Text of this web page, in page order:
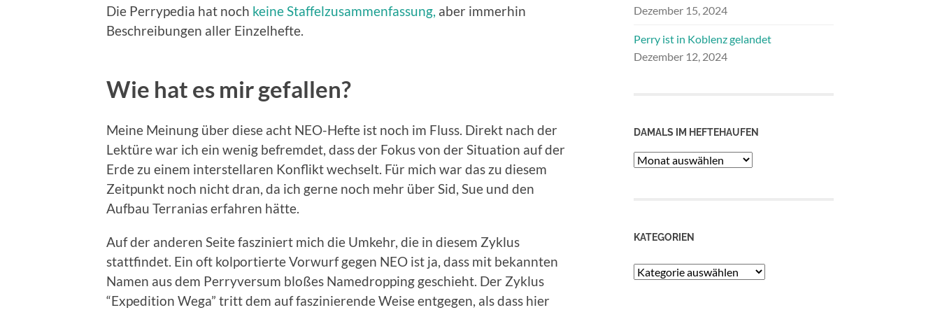
Die Perrypedia hat noch keine Staffelzusammenfassung, aber immerhin
Beschreibungen aller Einzelhefte.
Wie hat es mir gefallen?
Meine Meinung über diese acht NEO-Hefte ist noch im Fluss. Direkt nach der
Lektüre war ich ein wenig befremdet, dass der Fokus von der Situation auf der
Erde zu einem interstellaren Konflikt wechselt. Für mich war das zu diesem
Zeitpunkt noch nicht dran, da ich gerne noch mehr über Sid, Sue und den
Aufbau Terranias erfahren hätte.
Auf der anderen Seite fasziniert mich die Umkehr, die in diesem Zyklus
stattfindet. Ein oft kolportierte Vorwurf gegen NEO ist ja, dass mit bekannten
Namen aus dem Perryversum bloßes Namedropping geschieht. Der Zyklus
“Expedition Wega” tritt dem auf faszinierende Weise entgegen, als dass hier
Dezember 15, 2024
Perry ist in Koblenz gelandet
Dezember 12, 2024
DAMALS IM HEFTEHAUFEN
Damals
KATEGORIEN
Kategorien